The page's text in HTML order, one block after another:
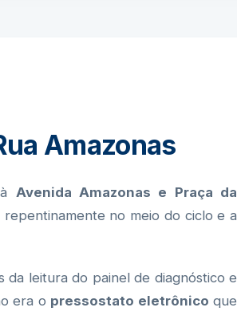
Amazonas
Avenida Amazonas e Praça da
no meio do ciclo e a
da leitura do painel de diagnóstico e
era o pressostato eletrônico que